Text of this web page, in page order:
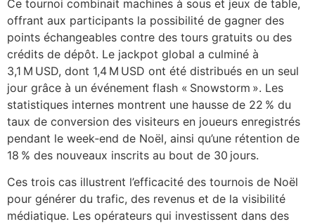
Ce tournoi combinait machines à sous et jeux de table,
offrant aux participants la possibilité de gagner des
points échangeables contre des tours gratuits ou des
crédits de dépôt. Le jackpot global a culminé à
3,1 M USD, dont 1,4 M USD ont été distribués en un seul
jour grâce à un événement flash « Snowstorm ». Les
statistiques internes montrent une hausse de 22 % du
taux de conversion des visiteurs en joueurs enregistrés
pendant le week‑end de Noël, ainsi qu’une rétention de
18 % des nouveaux inscrits au bout de 30 jours.
Ces trois cas illustrent l’efficacité des tournois de Noël
pour générer du trafic, des revenus et de la visibilité
médiatique. Les opérateurs qui investissent dans des